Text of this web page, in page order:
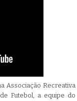
Associação Recreativa
Futebol, a equipe do